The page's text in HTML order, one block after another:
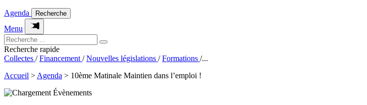
Agenda Recherche
Menu
Recherche rapide
Collectes / Financement / Nouvelles législations / Formations /...
Accueil > Agenda > 10ème Matinale Maintien dans l’emploi !